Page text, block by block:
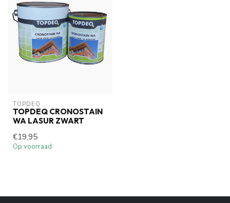
TOPDEQ
TOPDEQ CRONOSTAIN
WA LASUR ZWART
€19,95
Op voorraad